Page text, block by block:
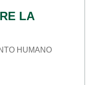
LA
HUMANO